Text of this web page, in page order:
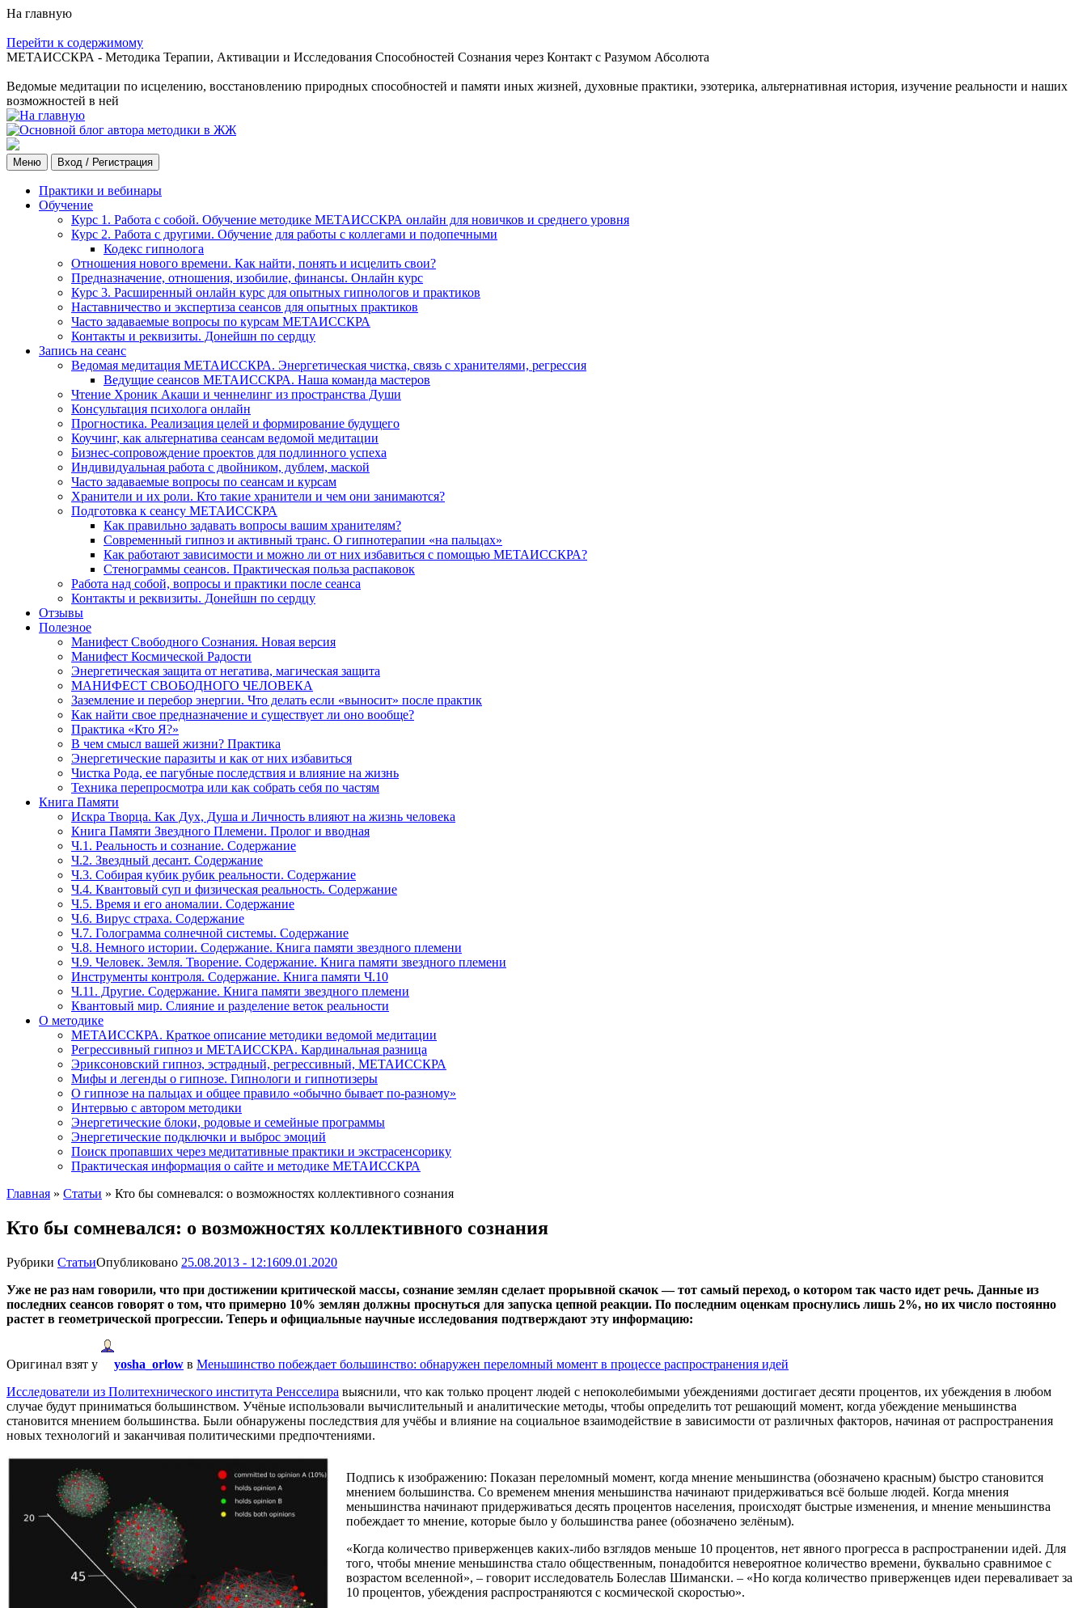
На главную
Перейти к содержимому
МЕТАИССКРА - Методика Терапии, Активации и Исследования Способностей Сознания через Контакт с Разумом Абсолюта
Ведомые медитации по исцелению, восстановлению природных способностей и памяти иных жизней, духовные практики, эзотерика, альтернативная история, изучение реальности и наших
возможностей в ней
Меню Вход / Регистрация
Практики и вебинары
Обучение
Курс 1. Работа с собой. Обучение методике МЕТАИССКРА онлайн для новичков и среднего уровня
Курс 2. Работа с другими. Обучение для работы с коллегами и подопечными
Кодекс гипнолога
Отношения нового времени. Как найти, понять и исцелить свои?
Предназначение, отношения, изобилие, финансы. Онлайн курс
Курс 3. Расширенный онлайн курс для опытных гипнологов и практиков
Наставничество и экспертиза сеансов для опытных практиков
Часто задаваемые вопросы по курсам МЕТАИССКРА
Контакты и реквизиты. Донейшн по сердцу
Запись на сеанс
Ведомая медитация МЕТАИССКРА. Энергетическая чистка, связь с хранителями, регрессия
Ведущие сеансов МЕТАИССКРА. Наша команда мастеров
Чтение Хроник Акаши и ченнелинг из пространства Души
Консультация психолога онлайн
Прогностика. Реализация целей и формирование будущего
Коучинг, как альтернатива сеансам ведомой медитации
Бизнес-сопровождение проектов для подлинного успеха
Индивидуальная работа с двойником, дублем, маской
Часто задаваемые вопросы по сеансам и курсам
Хранители и их роли. Кто такие хранители и чем они занимаются?
Подготовка к сеансу МЕТАИССКРА
Как правильно задавать вопросы вашим хранителям?
Современный гипноз и активный транс. О гипнотерапии «на пальцах»
Как работают зависимости и можно ли от них избавиться с помощью МЕТАИССКРА?
Стенограммы сеансов. Практическая польза распаковок
Работа над собой, вопросы и практики после сеанса
Контакты и реквизиты. Донейшн по сердцу
Отзывы
Полезное
Манифест Свободного Сознания. Новая версия
Манифест Космической Радости
Энергетическая защита от негатива, магическая защита
МАНИФЕСТ СВОБОДНОГО ЧЕЛОВЕКА
Заземление и перебор энергии. Что делать если «выносит» после практик
Как найти свое предназначение и существует ли оно вообще?
Практика «Кто Я?»
В чем смысл вашей жизни? Практика
Энергетические паразиты и как от них избавиться
Чистка Рода, ее пагубные последствия и влияние на жизнь
Техника перепросмотра или как собрать себя по частям
Книга Памяти
Искра Творца. Как Дух, Душа и Личность влияют на жизнь человека
Книга Памяти Звездного Племени. Пролог и вводная
Ч.1. Реальность и сознание. Содержание
Ч.2. Звездный десант. Содержание
Ч.3. Собирая кубик рубик реальности. Содержание
Ч.4. Квантовый суп и физическая реальность. Содержание
Ч.5. Время и его аномалии. Содержание
Ч.6. Вирус страха. Содержание
Ч.7. Голограмма солнечной системы. Содержание
Ч.8. Немного истории. Содержание. Книга памяти звездного племени
Ч.9. Человек. Земля. Творение. Содержание. Книга памяти звездного племени
Инструменты контроля. Содержание. Книга памяти Ч.10
Ч.11. Другие. Содержание. Книга памяти звездного племени
Квантовый мир. Слияние и разделение веток реальности
О методике
МЕТАИССКРА. Краткое описание методики ведомой медитации
Регрессивный гипноз и МЕТАИССКРА. Кардинальная разница
Эриксоновский гипноз, эстрадный, регрессивный, МЕТАИССКРА
Мифы и легенды о гипнозе. Гипнологи и гипнотизеры
О гипнозе на пальцах и общее правило «обычно бывает по-разному»
Интервью с автором методики
Энергетические блоки, родовые и семейные программы
Энергетические подключки и выброс эмоций
Поиск пропавших через медитативные практики и экстрасенсорику
Практическая информация о сайте и методике МЕТАИССКРА
Главная » Статьи » Кто бы сомневался: о возможностях коллективного сознания
Кто бы сомневался: о возможностях коллективного сознания
Рубрики СтатьиОпубликовано 25.08.2013 - 12:1609.01.2020
Уже не раз нам говорили, что при достижении критической массы, сознание землян сделает прорывной скачок — тот самый переход, о котором так часто идет речь. Данные из
последних сеансов говорят о том, что примерно 10% землян должны проснуться для запуска цепной реакции. По последним оценкам проснулись лишь 2%, но их число постоянно
растет в геометрической прогрессии. Теперь и официальные научные исследования подтверждают эту информацию:
Оригинал взят у yosha_orlow в Меньшинство побеждает большинство: обнаружен переломный момент в процессе распространения идей
Исследователи из Политехнического института Ренсселира выяснили, что как только процент людей с непоколебимыми убеждениями достигает десяти процентов, их убеждения в любом
случае будут приниматься большинством. Учёные использовали вычислительный и аналитические методы, чтобы определить тот решающий момент, когда убеждение меньшинства
становится мнением большинства. Были обнаружены последствия для учёбы и влияние на социальное взаимодействие в зависимости от различных факторов, начиная от распространения
новых технологий и заканчивая политическими предпочтениями.
Подпись к изображению: Показан переломный момент, когда мнение меньшинства (обозначено красным) быстро становится
мнением большинства. Со временем мнения меньшинства начинают придерживаться всё больше людей. Когда мнения
меньшинства начинают придерживаться десять процентов населения, происходят быстрые изменения, и мнение меньшинства
побеждает то мнение, которые было у большинства ранее (обозначено зелёным).
«Когда количество приверженцев каких-либо взглядов меньше 10 процентов, нет явного прогресса в распространении идей. Для
того, чтобы мнение меньшинства стало общественным, понадобится невероятное количество времени, буквально сравнимое с
возрастом вселенной», – говорит исследователь Болеслав Шимански. – «Но когда количество приверженцев идеи переваливает за
10 процентов, убеждения распространяются с космической скоростью».